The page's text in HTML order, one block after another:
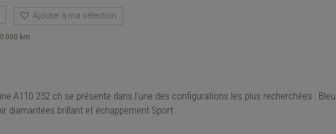
Ajouter à ma sélection
000 km
A110 252 ch se présente dans l'une des configurations les plus recherchées : Bleu
diamantées brillant et échappement Sport.